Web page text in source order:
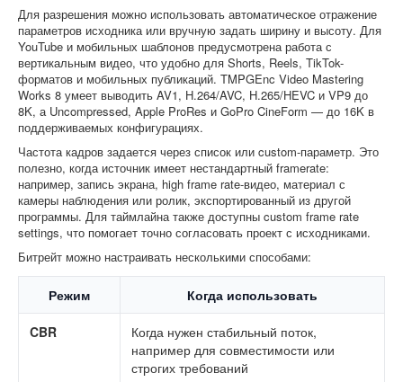
Для разрешения можно использовать автоматическое отражение
параметров исходника или вручную задать ширину и высоту. Для
YouTube и мобильных шаблонов предусмотрена работа с
вертикальным видео, что удобно для Shorts, Reels, TikTok-
форматов и мобильных публикаций. TMPGEnc Video Mastering
Works 8 умеет выводить AV1, H.264/AVC, H.265/HEVC и VP9 до
8K, а Uncompressed, Apple ProRes и GoPro CineForm — до 16K в
поддерживаемых конфигурациях.
Частота кадров задается через список или custom-параметр. Это
полезно, когда источник имеет нестандартный framerate:
например, запись экрана, high frame rate-видео, материал с
камеры наблюдения или ролик, экспортированный из другой
программы. Для таймлайна также доступны custom frame rate
settings, что помогает точно согласовать проект с исходниками.
Битрейт можно настраивать несколькими способами:
Режим Когда использовать
CBR
Когда нужен стабильный поток,
например для совместимости или
строгих требований